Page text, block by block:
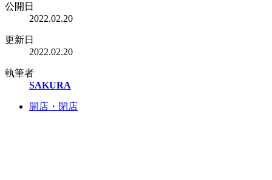
公開日
2022.02.20
更新日
2022.02.20
執筆者
SAKURA
開店・閉店